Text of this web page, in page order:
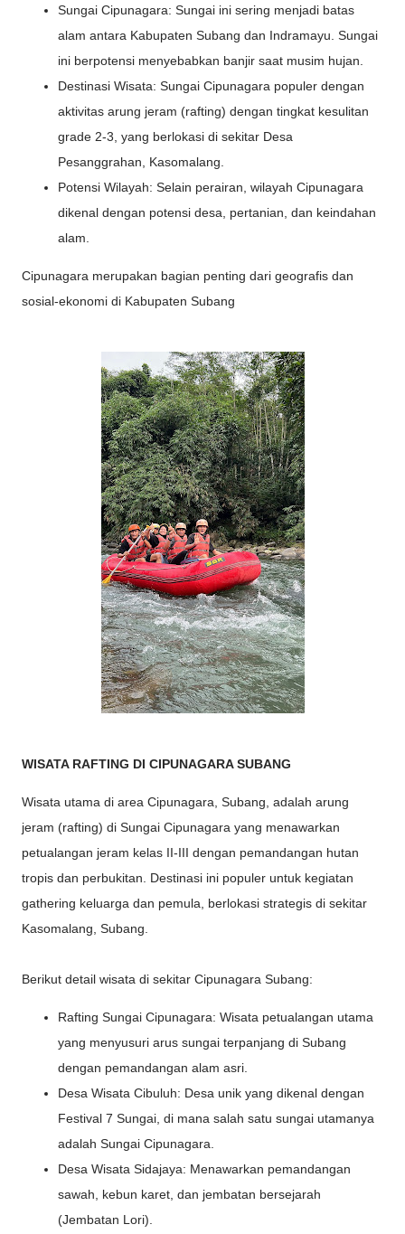
Sungai Cipunagara: Sungai ini sering menjadi batas
alam antara Kabupaten Subang dan Indramayu. Sungai
ini berpotensi menyebabkan banjir saat musim hujan.
Destinasi Wisata: Sungai Cipunagara populer dengan
aktivitas arung jeram (rafting) dengan tingkat kesulitan
grade 2-3, yang berlokasi di sekitar Desa
Pesanggrahan, Kasomalang.
Potensi Wilayah: Selain perairan, wilayah Cipunagara
dikenal dengan potensi desa, pertanian, dan keindahan
alam.
Cipunagara merupakan bagian penting dari geografis dan
sosial-ekonomi di Kabupaten Subang
WISATA RAFTING DI CIPUNAGARA SUBANG
Wisata utama di area Cipunagara, Subang, adalah arung
jeram (rafting) di Sungai Cipunagara yang menawarkan
petualangan jeram kelas II-III dengan pemandangan hutan
tropis dan perbukitan. Destinasi ini populer untuk kegiatan
gathering keluarga dan pemula, berlokasi strategis di sekitar
Kasomalang, Subang.
Berikut detail wisata di sekitar Cipunagara Subang:
Rafting Sungai Cipunagara: Wisata petualangan utama
yang menyusuri arus sungai terpanjang di Subang
dengan pemandangan alam asri.
Desa Wisata Cibuluh: Desa unik yang dikenal dengan
Festival 7 Sungai, di mana salah satu sungai utamanya
adalah Sungai Cipunagara.
Desa Wisata Sidajaya: Menawarkan pemandangan
sawah, kebun karet, dan jembatan bersejarah
(Jembatan Lori).